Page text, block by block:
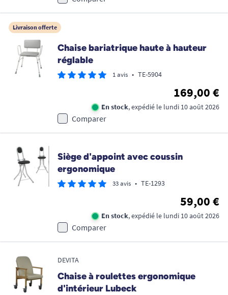
Livraison offerte
Chaise bariatrique haute à hauteur
réglable
1 avis • TE-5904
169,00 €
En stock, expédié le lundi 10 août 2026
Comparer
Siège d'appoint avec coussin
ergonomique
33 avis • TE-1293
59,00 €
En stock, expédié le lundi 10 août 2026
Comparer
DEVITA
Chaise à roulettes ergonomique
d'intérieur Lubeck